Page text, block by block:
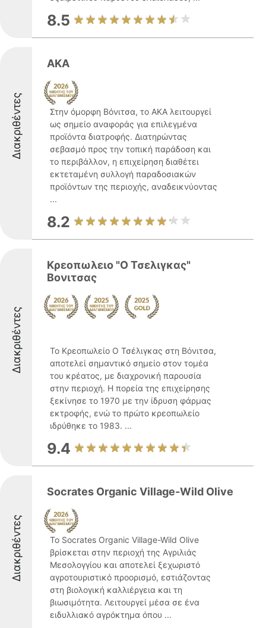
8.5
Διακριθέντες
ΑΚΑ
Στην όμορφη Βόνιτσα, το ΑΚΑ λειτουργεί
ως σημείο αναφοράς για επιλεγμένα
προϊόντα διατροφής. Διατηρώντας
σεβασμό προς την τοπική παράδοση και
το περιβάλλον, η επιχείρηση διαθέτει
εκτεταμένη συλλογή παραδοσιακών
προϊόντων της περιοχής, αναδεικνύοντας
...
8.2
Διακριθέντες
Κρεοπωλειο "Ο Τσελιγκας"
Βονιτσας
Το Κρεοπωλείο Ο Τσέλιγκας στη Βόνιτσα,
αποτελεί σημαντικό σημείο στον τομέα
του κρέατος, με διαχρονική παρουσία
στην περιοχή. Η πορεία της επιχείρησης
ξεκίνησε το 1970 με την ίδρυση φάρμας
εκτροφής, ενώ το πρώτο κρεοπωλείο
ιδρύθηκε το 1983. ...
9.4
Διακριθέντες
Socrates Organic Village-Wild Olive
Το Socrates Organic Village-Wild Olive
βρίσκεται στην περιοχή της Αγριλιάς
Μεσολογγίου και αποτελεί ξεχωριστό
αγροτουριστικό προορισμό, εστιάζοντας
στη βιολογική καλλιέργεια και τη
βιωσιμότητα. Λειτουργεί μέσα σε ένα
ειδυλλιακό αγρόκτημα όπου ...